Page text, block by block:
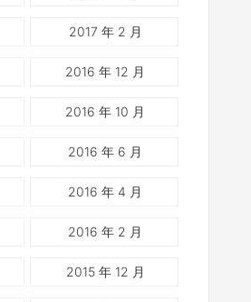
2017 年 2 月
2016 年 12 月
2016 年 10 月
2016 年 6 月
2016 年 4 月
2016 年 2 月
2015 年 12 月